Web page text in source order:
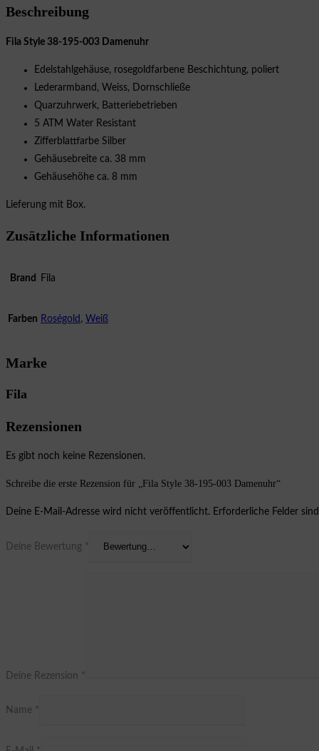
Beschreibung
Fila Style 38-195-003 Damenuhr
Edelstahlgehäuse, rosegoldfarbene Beschichtung, poliert
Lederarmband, Weiss, Dornschließe
Quarzuhrwerk, Batteriebetrieben
5 ATM Water Resistant
Zifferblattfarbe Silber
Gehäusebreite ca. 38 mm
Gehäusehöhe ca. 8 mm
Lieferung mit Box.
Zusätzliche Informationen
Brand Fila
Farben Roségold , Weiß
Marke
Fila
Rezensionen
Es gibt noch keine Rezensionen.
Schreibe die erste Rezension für „Fila Style 38-195-003 Damenuhr“
Deine E-Mail-Adresse wird nicht veröffentlicht. Erforderliche Felder
Deine Bewertung *
Deine Rezension *
Name *